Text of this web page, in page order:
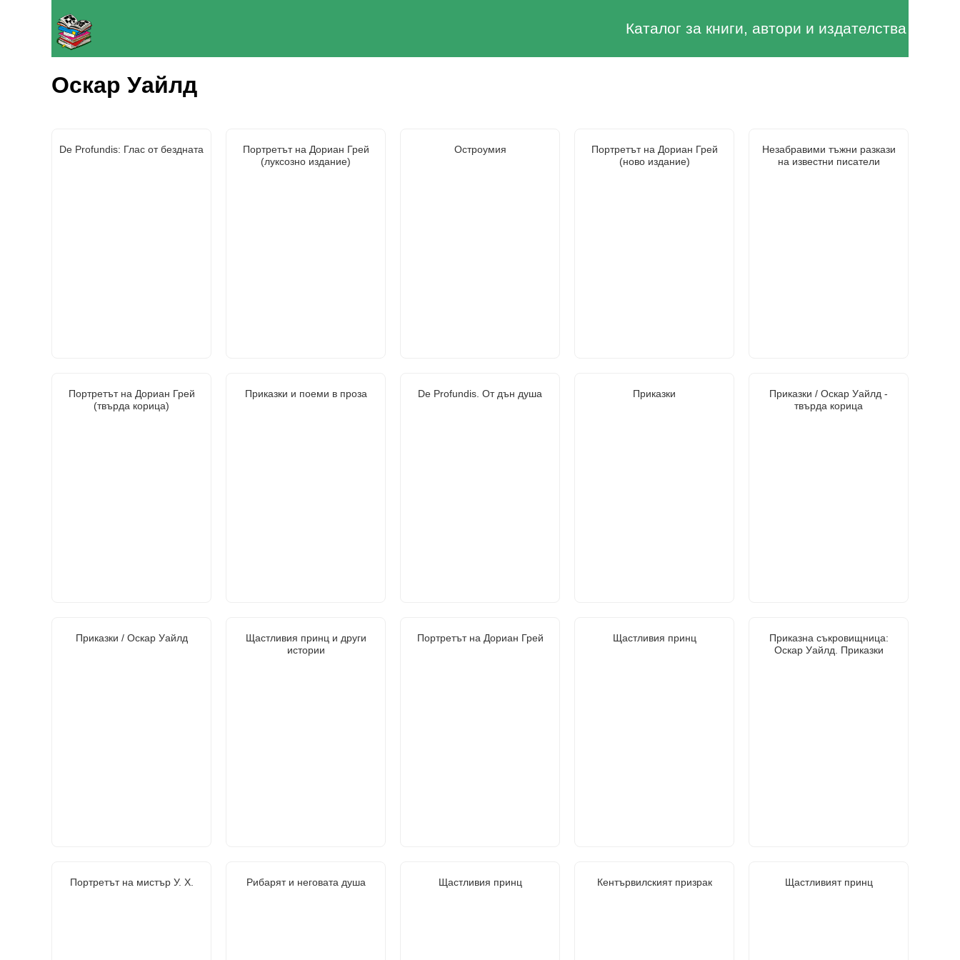
Каталог за книги, автори и издателства
Оскар Уайлд
De Profundis: Глас от бездната
Портретът на Дориан Грей
(луксозно издание)
Остроумия
Портретът на Дориан Грей
(ново издание)
Незабравими тъжни разкази
на известни писатели
Портретът на Дориан Грей
(твърда корица)
Приказки и поеми в проза De Profundis. От дън душа Приказки
Приказки / Оскар Уайлд -
твърда корица
Приказки / Оскар Уайлд
Щастливия принц и други
истории
Портретът на Дориан Грей Щастливия принц
Приказна съкровищница:
Оскар Уайлд. Приказки
Портретът на мистър У. Х. Рибарят и неговата душа Щастливия принц Кентървилският призрак Щастливият принц